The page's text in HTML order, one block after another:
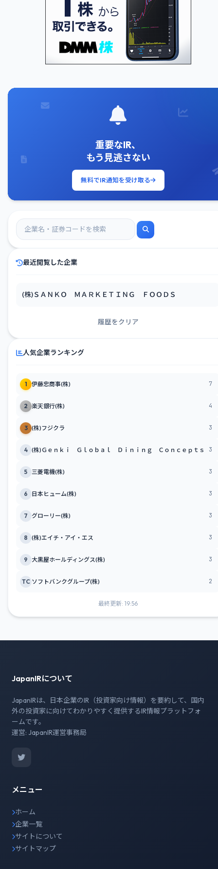
重要なIR、
もう見逃さない
無料でIR通知を受け取る
最近閲覧した企業
(株)ＳＡＮＫＯ ＭＡＲＫＥＴＩＮＧ ＦＯＯＤＳ
履歴をクリア
人気企業ランキング
1 伊藤忠商事(株) 7
2 楽天銀行(株) 4
3 (株)フジクラ 3
4 (株)Ｇｅｎｋｉ Ｇｌｏｂａｌ Ｄｉｎｉｎｇ Ｃｏｎｃｅｐｔｓ 3
5 三菱電機(株) 3
6 日本ヒューム(株) 3
7 グローリー(株) 3
8 (株)エイチ・アイ・エス 3
9 大黒屋ホールディングス(株) 3
TC ソフトバンクグループ(株) 2
最終更新: 19:56
JapanIRについて
JapanIRは、日本企業のIR（投資家向け情報）を要約して、国内
外の投資家に向けてわかりやすく提供するIR情報プラットフォ
ームです。
運営: JapanIR運営事務局
メニュー
ホーム
企業一覧
サイトについて
サイトマップ